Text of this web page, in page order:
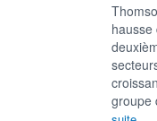
hausse
groupe